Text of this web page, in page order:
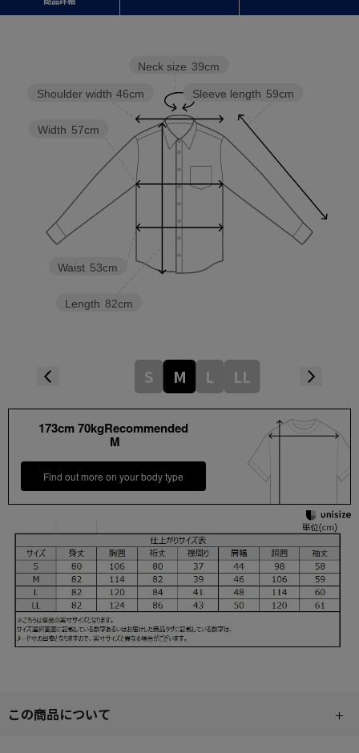
Sleeve length 59cm
Neck size 39cm
Length 82cm
Waist 53cm
Width 57cm
Shoulder width 46cm
S M L LL
173cm 70kgRecommended
M
Find out more on your body type
この商品について